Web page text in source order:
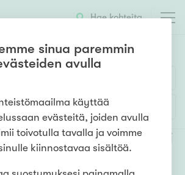
Hae kohteita
3h 4h 5h+
Helsinki Ruoholahti
sinua paremmin
avulla
käyttää
evästeitä, joiden avulla
toivotulla tavalla ja voimme
kiinnostavaa sisältöä.